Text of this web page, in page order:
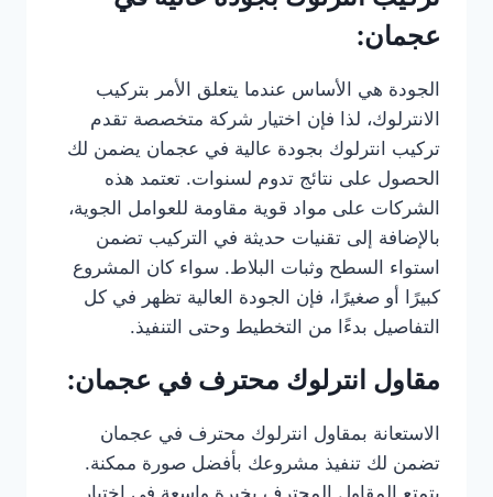
عجمان:
الجودة هي الأساس عندما يتعلق الأمر بتركيب
الانترلوك، لذا فإن اختيار شركة متخصصة تقدم
تركيب انترلوك بجودة عالية في عجمان يضمن لك
الحصول على نتائج تدوم لسنوات. تعتمد هذه
الشركات على مواد قوية مقاومة للعوامل الجوية،
بالإضافة إلى تقنيات حديثة في التركيب تضمن
استواء السطح وثبات البلاط. سواء كان المشروع
كبيرًا أو صغيرًا، فإن الجودة العالية تظهر في كل
التفاصيل بدءًا من التخطيط وحتى التنفيذ.
مقاول انترلوك محترف في عجمان:
الاستعانة بمقاول انترلوك محترف في عجمان
تضمن لك تنفيذ مشروعك بأفضل صورة ممكنة.